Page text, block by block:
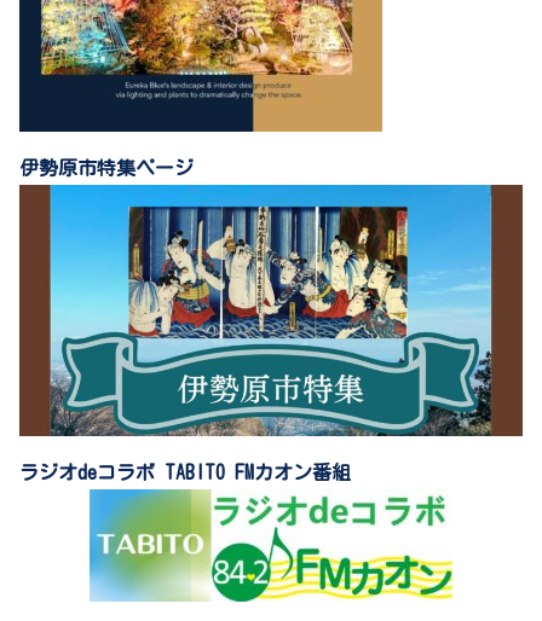
伊勢原市特集ページ
ラジオdeコラボ TABITO FMカオン番組